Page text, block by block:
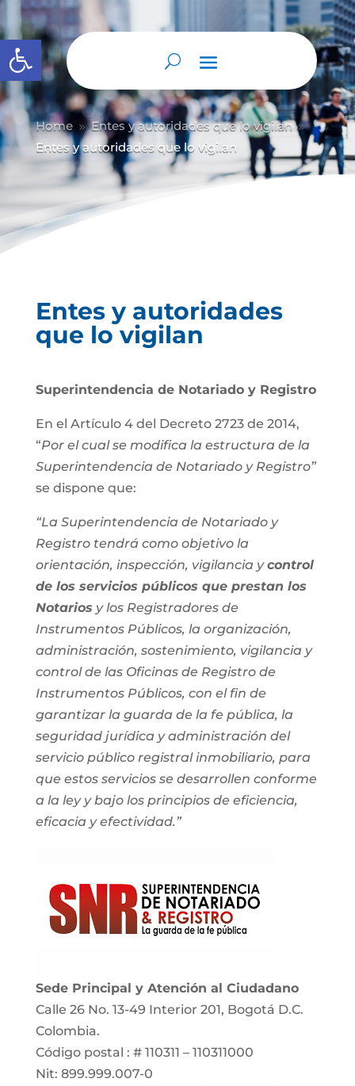
Abrir barra de herramientas
Home 9 Entes y autoridades que lo vigilan 9
Entes y autoridades que lo vigilan
Entes y autoridades
que lo vigilan
Superintendencia de Notariado y Registro
En el Artículo 4 del Decreto 2723 de 2014,
“Por el cual se modifica la estructura de la
Superintendencia de Notariado y Registro”
se dispone que:
“La Superintendencia de Notariado y
Registro tendrá como objetivo la
orientación, inspección, vigilancia ycontrol
de los servicios públicos que prestan los
Notarios y los Registradores de
Instrumentos Públicos, la organización,
administración, sostenimiento, vigilancia y
control de las Oficinas de Registro de
Instrumentos Públicos, con el fin de
garantizar la guarda de la fe pública, la
seguridad jurídica y administración del
servicio público registral inmobiliario, para
que estos servicios se desarrollen conforme
a la ley y bajo los principios de eficiencia,
eficacia y efectividad.”
Sede Principal y Atención al Ciudadano
Calle 26 No. 13-49 Interior 201, Bogotá D.C.
Colombia.
Código postal : # 110311 – 110311000
Nit: 899.999.007-0